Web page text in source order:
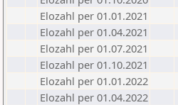
Elozahl per 01.01.2021
Elozahl per 01.04.2021
Elozahl per 01.07.2021
Elozahl per 01.10.2021
Elozahl per 01.01.2022
Elozahl per 01.04.2022